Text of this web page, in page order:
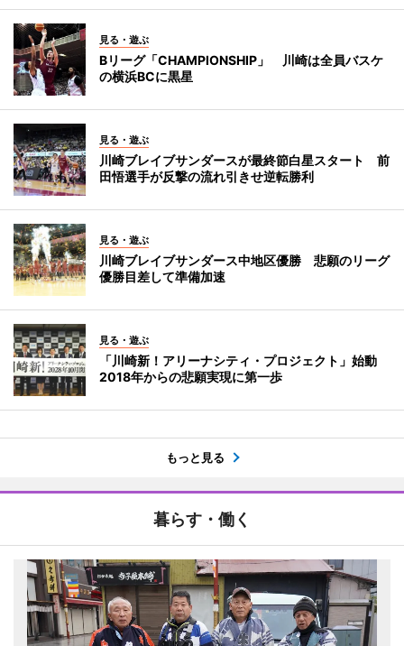
見る・遊ぶ
Bリーグ「CHAMPIONSHIP」 川崎は全員バスケ
の横浜BCに黒星
見る・遊ぶ
川崎ブレイブサンダースが最終節白星スタート 前
田悟選手が反撃の流れ引きせ逆転勝利
見る・遊ぶ
川崎ブレイブサンダース中地区優勝 悲願のリーグ
優勝目差して準備加速
見る・遊ぶ
「川崎新！アリーナシティ・プロジェクト」始動
2018年からの悲願実現に第一歩
もっと見る
暮らす・働く